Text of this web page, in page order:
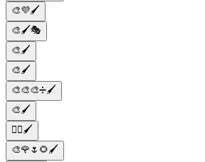
🎨💜🖌️
🎨🖌️🎭
🎨🖌️
🎨🖌️
🎨🎨🎨➗🖌️
🎨🖌️
💇‍♀️🖌️
🎨🌹🌷🌻🖌️